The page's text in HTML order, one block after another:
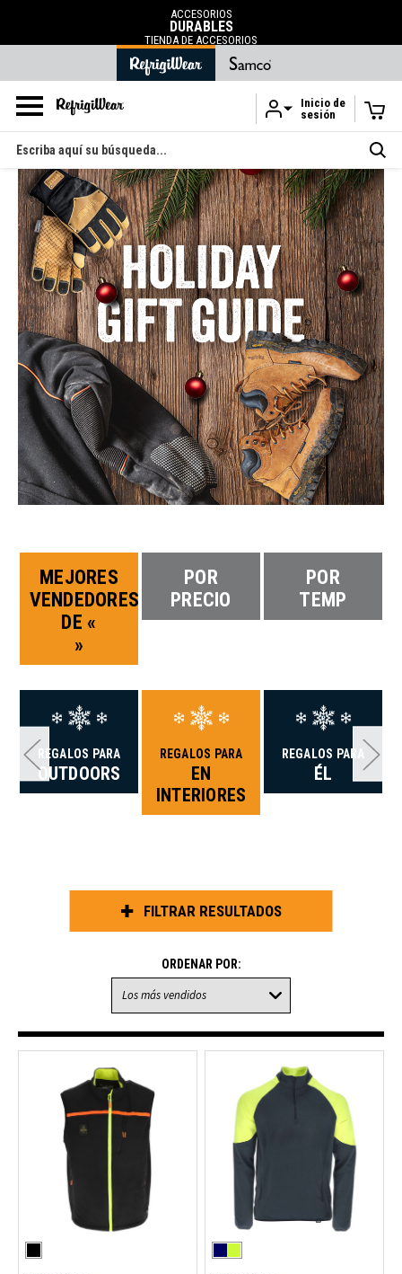
Ir al contenido principal
ACCESORIOS
DURABLES
TIENDA DE ACCESORIOS
Inicio de
sesión
Buscar
en
MEJORES
VENDEDORES
DE «
»
POR
PRECIO
POR
TEMP
REGALOS PARA
OUTDOORS
REGALOS PARA
EN
INTERIORES
REGALOS PARA
ÉL
FILTRAR RESULTADOS
ORDENAR POR: